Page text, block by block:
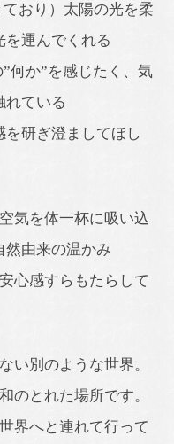
おり）太陽の光を柔
を運んでくれる
何か”を感じたく、気
れている
研ぎ澄ましてほし
気を体一杯に吸い込
然由来の温かみ
心感すらもたらして
い別のような世界。
のとれた場所です。
界へと連れて行って